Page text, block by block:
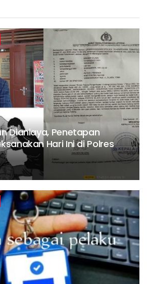
Dianiaya, Penetapan
Hari Ini di Polres